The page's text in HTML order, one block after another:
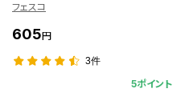
フェスコ
605円
3件
5ポイント